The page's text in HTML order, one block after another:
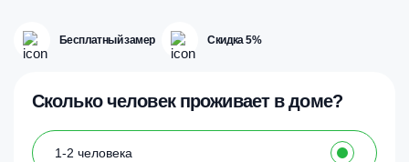
Бесплатный замер Скидка 5%
Сколько человек проживает в доме?
1-2 человека